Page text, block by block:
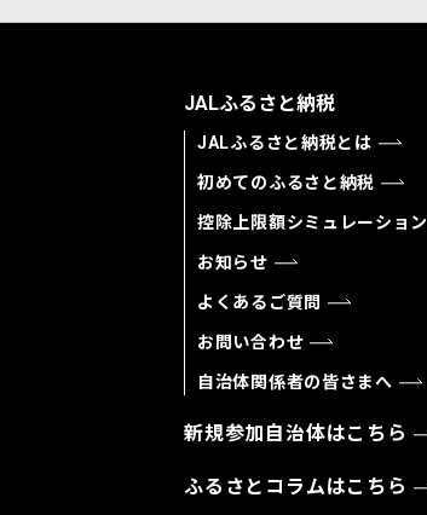
JALふるさと納税
JALふるさと納税とは
初めてのふるさと納税
控除上限額シミュレーション
お知らせ
よくあるご質問
お問い合わせ
自治体関係者の皆さまへ
新規参加自治体はこちら
ふるさとコラムはこちら